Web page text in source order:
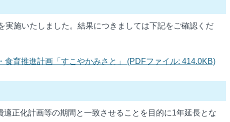
実施いたしました。結果につきましては下記をご確認くだ
食育推進計画「すこやかみさと」 (PDFファイル: 414.0KB)
適正化計画等の期間と一致させることを目的に1年延長とな